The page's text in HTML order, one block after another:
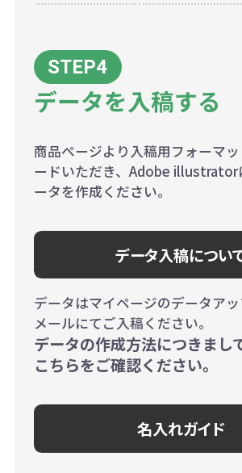
データを入稿する
商品ページより入稿用フォーマ
ードいただき、Adobe illustrator
ータを作成ください。
データ入稿につい
データはマイページのデータアッ
メールにてご入稿ください。
データの作成方法につきまし
こちらをご確認ください。
名入れガイド